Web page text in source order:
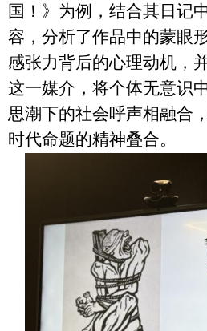
国！》为例，结合其日记
容，分析了作品中的蒙眼
感张力背后的心理动机，
这一媒介，将个体无意识
思潮下的社会呼声相融合
时代命题的精神叠合。